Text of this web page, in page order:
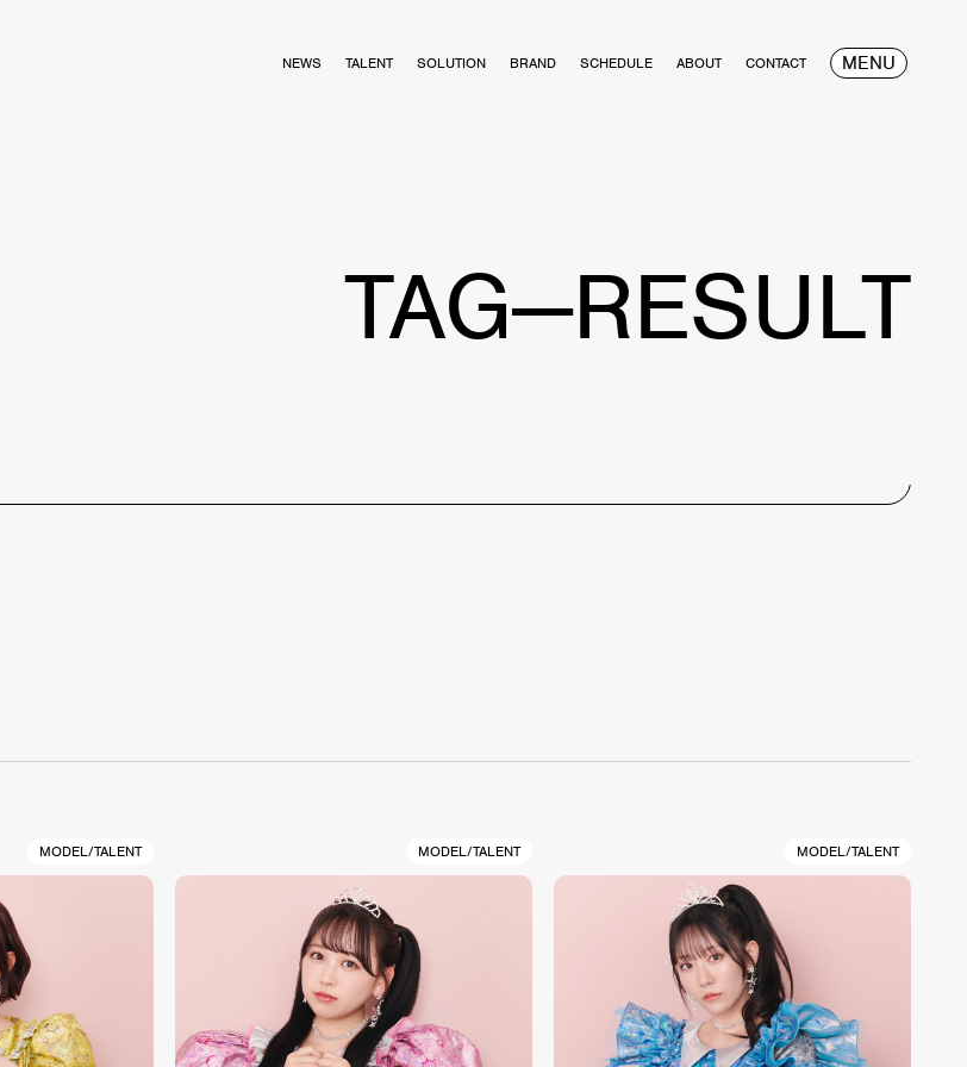
NEWS TALENT SOLUTION BRAND SCHEDULE ABOUT CONTACT MENU
TAG—RESULT
MODEL/TALENT MODEL/TALENT MODEL/TALENT